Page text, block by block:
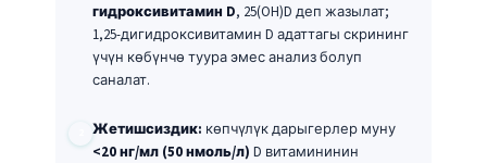
гидроксивитамин D, 25(OH)D деп жазылат;
1,25-дигидроксивитамин D адаттагы скрининг
үчүн көбүнчө туура эмес анализ болуп
саналат.
Жетишсиздик: көпчүлүк дарыгерлер муну
<20 нг/мл (50 нмоль/л) D витамининин